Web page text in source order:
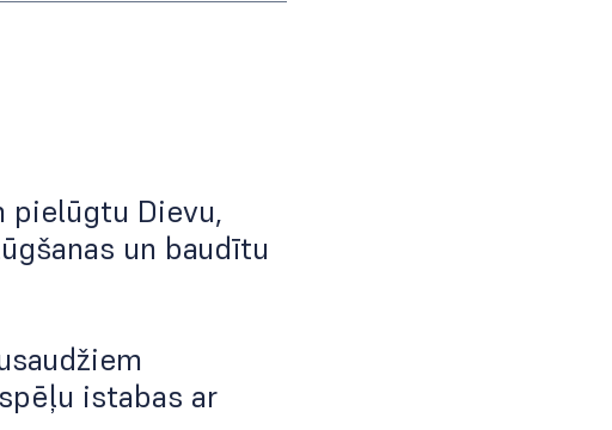
pielūgtu Dievu,
un baudītu
istabas ar